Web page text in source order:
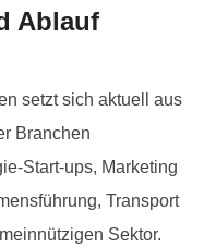
Ablauf
setzt sich aktuell aus
Branchen
Start-ups, Marketing
Transport
Sektor.